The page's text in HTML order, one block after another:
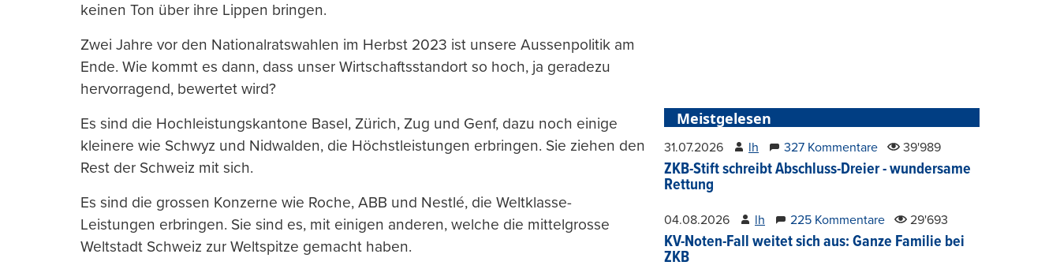
keinen Ton über ihre Lippen bringen.
Zwei Jahre vor den Nationalratswahlen im Herbst 2023 ist unsere Aussenpolitik am
Ende. Wie kommt es dann, dass unser Wirtschaftsstandort so hoch, ja geradezu
hervorragend, bewertet wird?
Es sind die Hochleistungskantone Basel, Zürich, Zug und Genf, dazu noch einige
kleinere wie Schwyz und Nidwalden, die Höchstleistungen erbringen. Sie ziehen den
Rest der Schweiz mit sich.
Es sind die grossen Konzerne wie Roche, ABB und Nestlé, die Weltklasse-
Leistungen erbringen. Sie sind es, mit einigen anderen, welche die mittelgrosse
Weltstadt Schweiz zur Weltspitze gemacht haben.
Meistgelesen
31.07.2026 lh 327 Kommentare 39'989
ZKB-Stift schreibt Abschluss-Dreier - wundersame
Rettung
04.08.2026 lh 225 Kommentare 29'693
KV-Noten-Fall weitet sich aus: Ganze Familie bei
ZKB